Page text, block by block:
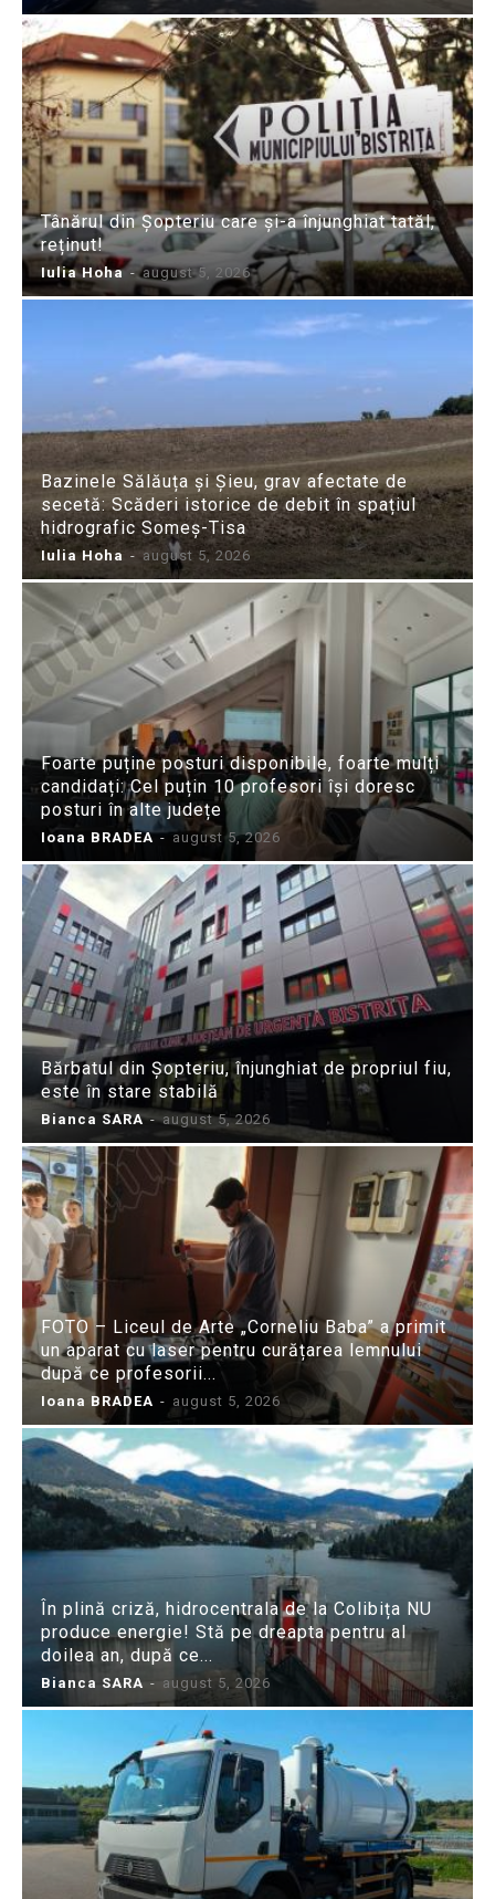
Tânărul din Șopteriu care și-a înjunghiat tatăl,
reținut!
Iulia Hoha - august 5, 2026
Bazinele Sălăuța și Șieu, grav afectate de
secetă: Scăderi istorice de debit în spațiul
hidrografic Someș-Tisa
Iulia Hoha - august 5, 2026
Foarte puține posturi disponibile, foarte mulți
candidați: Cel puțin 10 profesori își doresc
posturi în alte județe
Ioana BRADEA - august 5, 2026
Bărbatul din Șopteriu, înjunghiat de propriul fiu,
este în stare stabilă
Bianca SARA - august 5, 2026
FOTO – Liceul de Arte „Corneliu Baba” a primit
un aparat cu laser pentru curățarea lemnului
după ce profesorii...
Ioana BRADEA - august 5, 2026
În plină criză, hidrocentrala de la Colibița NU
produce energie! Stă pe dreapta pentru al
doilea an, după ce...
Bianca SARA - august 5, 2026